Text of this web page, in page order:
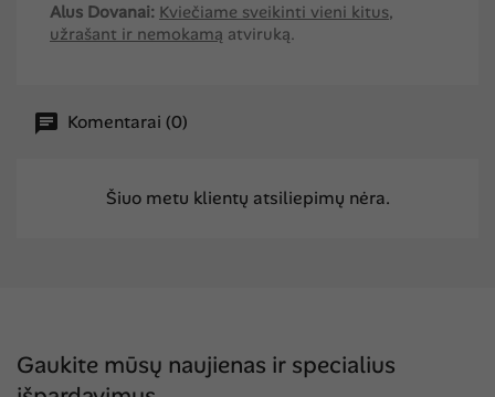
Alus Dovanai: Kviečiame sveikinti vieni kitus,
užrašant ir nemokamą atviruką.
Komentarai (0)
Šiuo metu klientų atsiliepimų nėra.
Gaukite mūsų naujienas ir specialius